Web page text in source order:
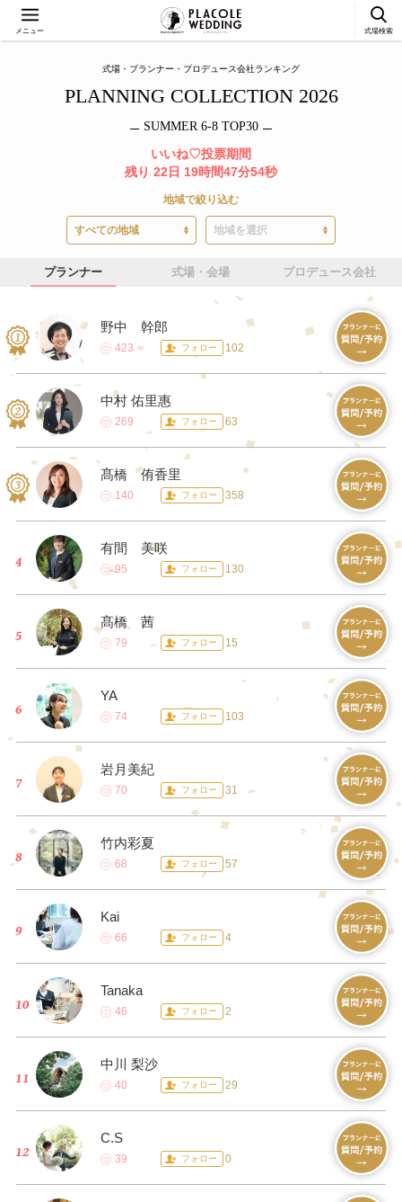
メニュー 式場検索
式場・プランナー・プロデュース会社ランキング
PLANNING COLLECTION 2026
SUMMER 6-8 TOP30
いいね♡投票期間
残り 22日 19時間47分53秒
地域で絞り込む
プランナー 式場・会場 プロデュース会社
野中 幹郎
423 フォロー 102
中村 佑里惠
269 フォロー 63
髙橋 侑香里
140 フォロー 358
有間 美咲
95 フォロー 130
髙橋 茜
79 フォロー 15
YA
74 フォロー 103
岩月美紀
70 フォロー 31
竹内彩夏
68 フォロー 57
Kai
66 フォロー 4
Tanaka
46 フォロー 2
中川 梨沙
40 フォロー 29
C.S
39 フォロー 0